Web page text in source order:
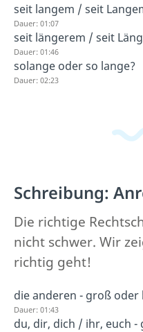
seit langem / seit
Dauer: 01:07
seit längerem / seit
Dauer: 01:46
solange oder so lange?
Dauer: 02:23
Schreibung:
Die richtige
nicht schwer. Wir
richtig geht!
die anderen - groß oder
Dauer: 01:43
du, dir, dich / ihr, euch -